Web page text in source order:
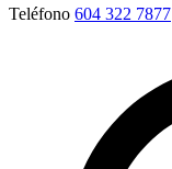
Teléfono 604 322 7877